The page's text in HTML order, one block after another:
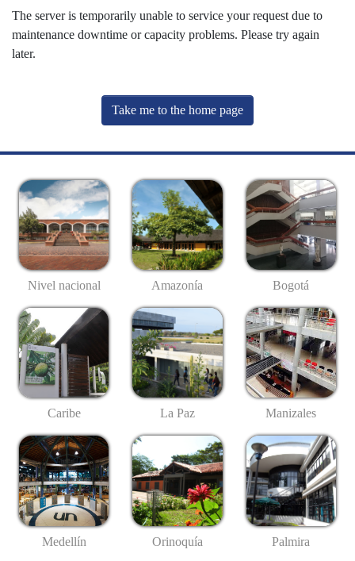
The server is temporarily unable to service your request due to
maintenance downtime or capacity problems. Please try again
later.
Take me to the home page
Nivel nacional Amazonía Bogotá
Caribe La Paz Manizales
Medellín Orinoquía Palmira